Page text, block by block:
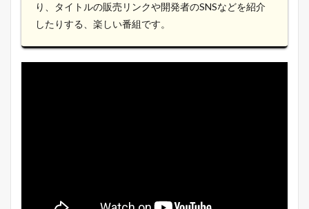
り、タイトルの販売リンクや開発者のSNSなどを紹介
したりする、楽しい番組です。